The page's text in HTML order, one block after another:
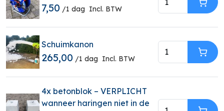
7,50 /1 dag Incl. BTW In
Schuimkanon
265,00 /1 dag Incl. BTW In
4x betonblok – VERPLICHT
wanneer haringen niet in de